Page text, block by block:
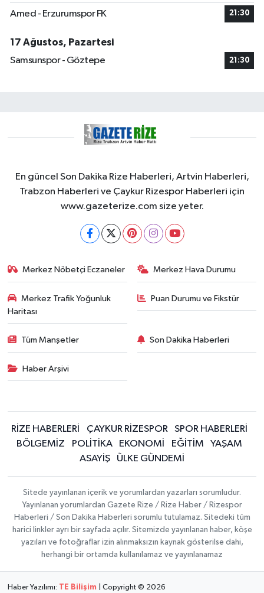
Amed - Erzurumspor FK 21:30
17 Ağustos, Pazartesi
Samsunspor - Göztepe
21:30
En güncel Son Dakika Rize Haberleri, Artvin Haberleri,
Trabzon Haberleri ve Çaykur Rizespor Haberleri için
www.gazeterize.com size yeter.
Merkez Nöbetçi Eczaneler Merkez Hava Durumu
Merkez Trafik Yoğunluk
Haritası
Puan Durumu ve Fikstür
Tüm Manşetler Son Dakika Haberleri
Haber Arşivi
RİZE HABERLERİ ÇAYKUR RİZESPOR
SPOR HABERLERİ
BÖLGEMİZ
POLİTİKA EKONOMİ EĞİTİM
YAŞAM
ASAYİŞ
ÜLKE GÜNDEMİ
Sitede yayınlanan içerik ve yorumlardan yazarları sorumludur.
Yayınlanan yorumlardan Gazete Rize / Rize Haber / Rizespor
Haberleri / Son Dakika Haberleri sorumlu tutulamaz. Sitedeki tüm
harici linkler ayrı bir sayfada açılır. Sitemizde yayınlanan haber, köşe
yazıları ve fotoğraflar izin alınmaksızın kaynak gösterilse dahi,
herhangi bir ortamda kullanılamaz ve yayınlanamaz
Haber Yazılımı: TE Bilişim | Copyright © 2026